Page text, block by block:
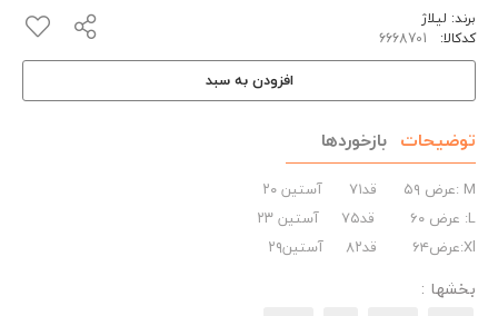
برند: لیلاژ
کدکالا:
افزودن به سبد
توضیحات بازخوردها
M :عرض ۵۹ قد۷۱ آستین ۲۰
L: عرض ۶۰ قد۷۵ آستین ۲۳
Xl:عرض۶۴ قد۸۲ آستین۲۹
بخشها :